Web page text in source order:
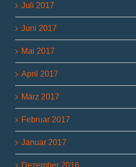
Juli 2017
Juni 2017
Mai 2017
April 2017
März 2017
Februar 2017
Januar 2017
Dezember 2016